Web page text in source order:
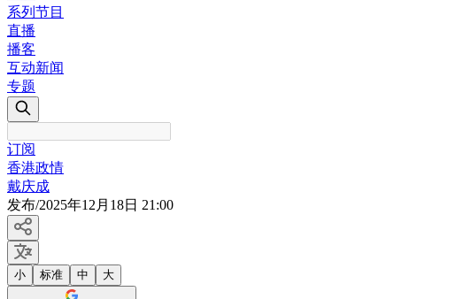
系列节目
直播
播客
互动新闻
专题
订阅
香港政情
戴庆成
发布/2025年12月18日 21:00
小 标准 中 大